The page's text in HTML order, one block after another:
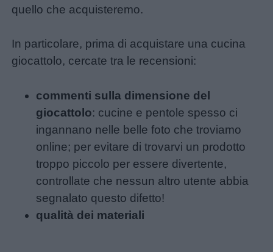
quello che acquisteremo.
In particolare, prima di acquistare una cucina
giocattolo, cercate tra le recensioni:
commenti sulla dimensione del
giocattolo: cucine e pentole spesso ci
ingannano nelle belle foto che troviamo
online; per evitare di trovarvi un prodotto
troppo piccolo per essere divertente,
controllate che nessun altro utente abbia
segnalato questo difetto!
qualità dei materiali